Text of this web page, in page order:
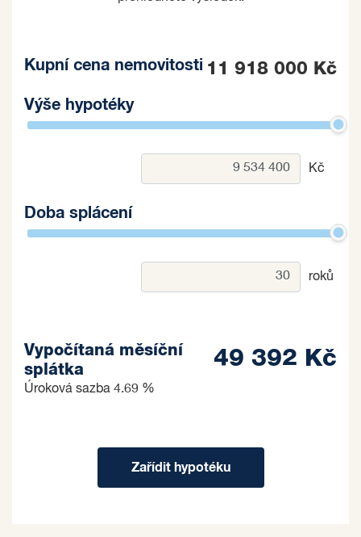
Kupní cena nemovitosti 11 918 000 Kč
Výše hypotéky
Kč
Doba splácení
roků
Vypočítaná měsíční
splátka
Úroková sazba 4.69 %
49 392 Kč
Zařídit hypotéku